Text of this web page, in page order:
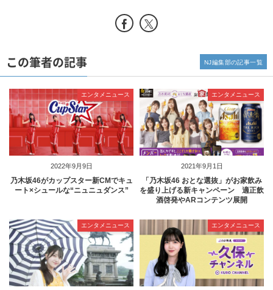
この筆者の記事
2022年9月9日
エンタメニュース
乃木坂46がカップスター新CMでキュ
ート×シュールな“ニュニュダンス”
2021年9月1日
エンタメニュース
「乃木坂46 おとな選抜」がお家飲み
を盛り上げる新キャンペーン 適正飲
酒啓発やARコンテンツ展開
エンタメニュース エンタメニュース
NJ編集部の記事一覧